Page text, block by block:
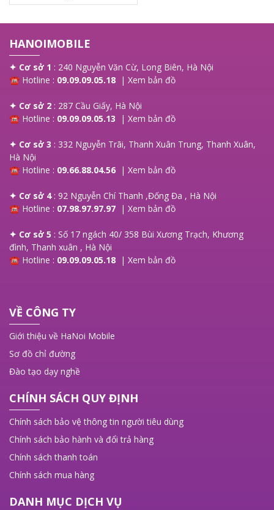
HANOIMOBILE
✦ Cơ sở 1 : 240 Nguyễn Văn Cừ, Long Biên, Hà Nội
☎ Hotline : 09.09.09.05.18 | Xem bản đồ
✦ Cơ sở 2 : 287 Cầu Giấy, Hà Nội
☎ Hotline : 09.09.09.05.13 | Xem bản đồ
✦ Cơ sở 3 : 332 Nguyễn Trãi, Thanh Xuân Trung, Thanh Xuân,
Hà Nội
☎ Hotline : 09.66.88.04.56 | Xem bản đồ
✦ Cơ sở 4: 92 Nguyễn Chí Thanh ,Đống Đa , Hà Nội
☎ Hotline : 07.98.97.97.97 | Xem bản đồ
✦ Cơ sở 5 : Số 17 ngách 40/ 358 Bùi Xương Trạch, Khương
đình, Thanh xuân , Hà Nội
☎ Hotline : 09.09.09.05.18 | Xem bản đồ
VỀ CÔNG TY
Giới thiệu về HaNoi Mobile
Sơ đồ chỉ đường
Đào tạo dạy nghề
CHÍNH SÁCH QUY ĐỊNH
Chính sách bảo vệ thông tin người tiêu dùng
Chính sách bảo hành và đổi trả hàng
Chính sách thanh toán
Chính sách mua hàng
DANH MỤC DỊCH VỤ